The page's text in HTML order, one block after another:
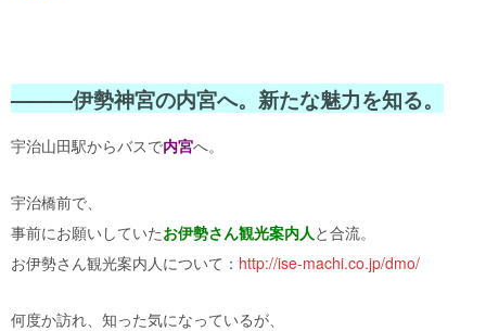
———伊勢神宮の内宮へ。新たな魅力を知る。
宇治山田駅からバスで内宮へ。
宇治橋前で、
事前にお願いしていたお伊勢さん観光案内人 と合流。
お伊勢さん観光案内人について： http://ise-machi.co.jp/dmo/
何度か訪れ、知った気になっているが、